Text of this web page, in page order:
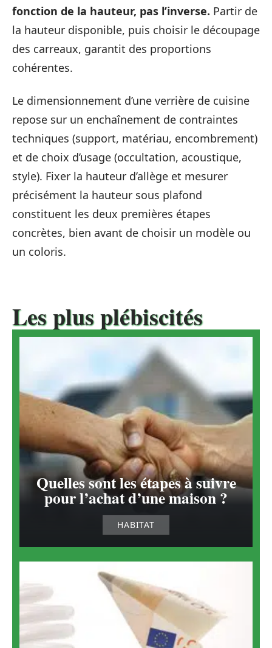
fonction de la hauteur, pas l’inverse. Partir de
la hauteur disponible, puis choisir le découpage
des carreaux, garantit des proportions
cohérentes.
Le dimensionnement d’une verrière de cuisine
repose sur un enchaînement de contraintes
techniques (support, matériau, encombrement)
et de choix d’usage (occultation, acoustique,
style). Fixer la hauteur d’allège et mesurer
précisément la hauteur sous plafond
constituent les deux premières étapes
concrètes, bien avant de choisir un modèle ou
un coloris.
Les plus plébiscités
Quelles sont les étapes à suivre
pour l’achat d’une maison ?
HABITAT